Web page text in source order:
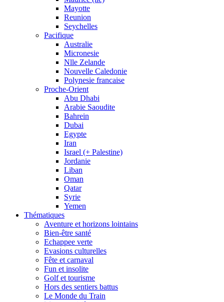
Mayotte
Reunion
Seychelles
Pacifique
Australie
Micronesie
Nlle Zelande
Nouvelle Caledonie
Polynesie francaise
Proche-Orient
Abu Dhabi
Arabie Saoudite
Bahrein
Dubai
Egypte
Iran
Israel (+ Palestine)
Jordanie
Liban
Oman
Qatar
Syrie
Yemen
Thématiques
Aventure et horizons lointains
Bien-être santé
Echappee verte
Evasions culturelles
Fête et carnaval
Fun et insolite
Golf et tourisme
Hors des sentiers battus
Le Monde du Train